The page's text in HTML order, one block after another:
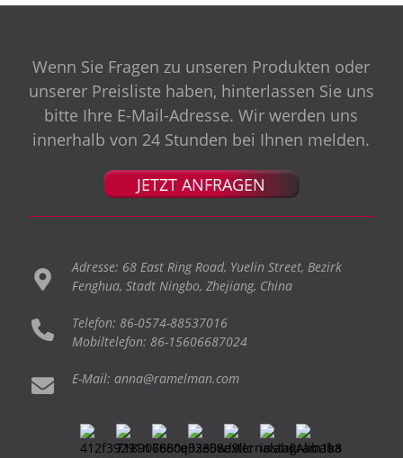
Wenn Sie Fragen zu unseren Produkten oder
unserer Preisliste haben, hinterlassen Sie uns
bitte Ihre E-Mail-Adresse. Wir werden uns
innerhalb von 24 Stunden bei Ihnen melden.
JETZT ANFRAGEN
Adresse: 68 East Ring Road, Yuelin Street, Bezirk
Fenghua, Stadt Ningbo, Zhejiang, China
Telefon: 86-0574-88537016
Mobiltelefon: 86-15606687024
E-Mail: anna@ramelman.com